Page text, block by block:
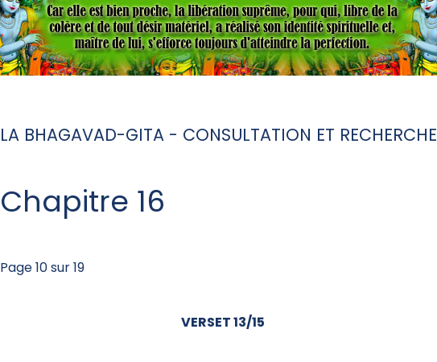
LA BHAGAVAD-GITA - CONSULTATION ET RECHERCHE
Chapitre 16
Page 10 sur 19
VERSET 13/15